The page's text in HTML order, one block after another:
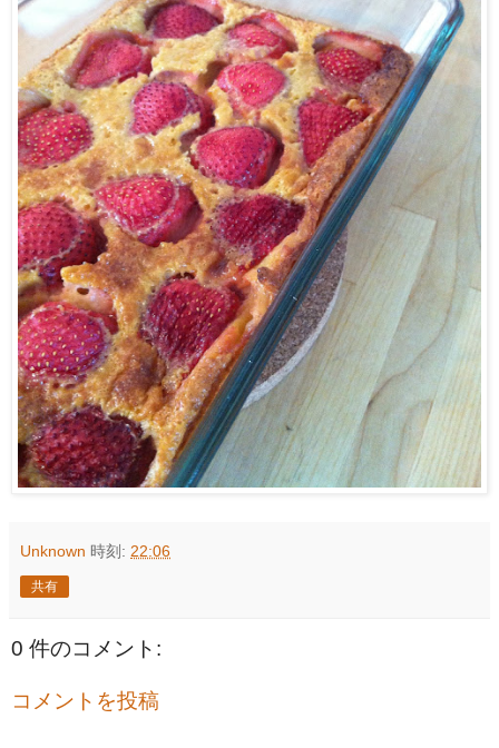
Unknown 時刻: 22:06
共有
0 件のコメント:
コメントを投稿